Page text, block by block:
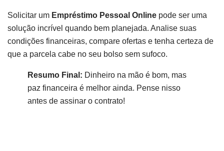
Solicitar um Empréstimo Pessoal Online pode ser uma
solução incrível quando bem planejada. Analise suas
condições financeiras, compare ofertas e tenha certeza de
que a parcela cabe no seu bolso sem sufoco.
Resumo Final: Dinheiro na mão é bom, mas
paz financeira é melhor ainda. Pense nisso
antes de assinar o contrato!